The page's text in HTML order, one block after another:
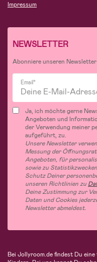
Impressum
NEWSLETTER
Abonniere unseren
Email*
Ja, ich möchte gerne
Angeboten und
der Verwendung meiner
aufgeführt, zu.
Unsere Newsletter
Messung der
Angeboten, für
sowie zu
Schutz Deiner
unseren Richtlinien zu
Deine Zustimmung zur
Daten und Cookies
Newsletter abmeldest.
Bei Jollyroom.de findest Du